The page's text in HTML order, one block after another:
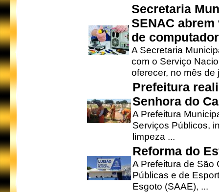
Secretaria
SENAC
de
A Secretaria
com o Serviço
oferecer, no mês de
Prefeitura
Senhora do
A Prefeitura
Serviços Públicos,
limpeza ...
Reforma do
A Prefeitura de São
Públicas e de
Esgoto (SAAE), ...